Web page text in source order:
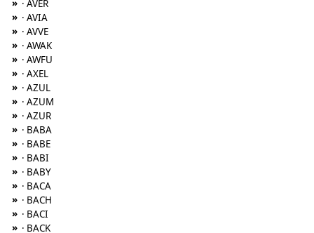
» · AVER
» · AVIA
» · AVVE
» · AWAK
» · AWFU
» · AXEL
» · AZUL
» · AZUM
» · AZUR
» · BABA
» · BABE
» · BABI
» · BABY
» · BACA
» · BACH
» · BACI
» · BACK